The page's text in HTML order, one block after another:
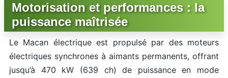
Motorisation et performances : la
puissance maîtrisée
Le Macan électrique est propulsé par des moteurs
électriques synchrones à aimants permanents, offrant
jusqu’à 470 kW (639 ch) de puissance en mode